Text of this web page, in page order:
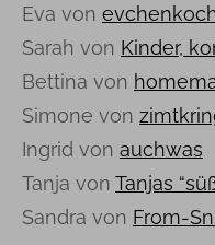
Eva von
Sarah von Kinder,
Bettina von
Simone von
Ingrid von auchwas
Tanja von Tanjas
Sandra von From-